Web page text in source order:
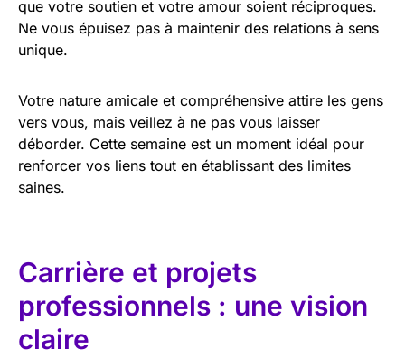
que votre soutien et votre amour soient réciproques.
Ne vous épuisez pas à maintenir des relations à sens
unique.
Votre nature amicale et compréhensive attire les gens
vers vous, mais veillez à ne pas vous laisser
déborder. Cette semaine est un moment idéal pour
renforcer vos liens tout en établissant des limites
saines.
Carrière et projets
professionnels : une vision
claire